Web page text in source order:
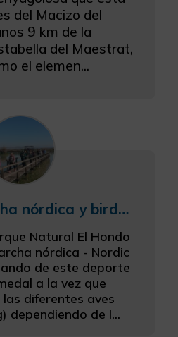
del Macizo del
9 km de la
del Maestrat,
el elemen...
Ruta de marcha nórdica y birdwatching
Natural El Hondo
nórdica - Nordic
de este deporte
a la vez que
diferentes aves
dependiendo de l...